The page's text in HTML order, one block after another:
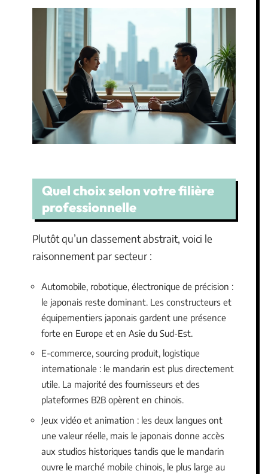
Quel choix selon votre filière
professionnelle
Plutôt qu’un classement abstrait, voici le
raisonnement par secteur :
Automobile, robotique, électronique de précision :
le japonais reste dominant. Les constructeurs et
équipementiers japonais gardent une présence
forte en Europe et en Asie du Sud-Est.
E-commerce, sourcing produit, logistique
internationale : le mandarin est plus directement
utile. La majorité des fournisseurs et des
plateformes B2B opèrent en chinois.
Jeux vidéo et animation : les deux langues ont
une valeur réelle, mais le japonais donne accès
aux studios historiques tandis que le mandarin
ouvre le marché mobile chinois, le plus large au